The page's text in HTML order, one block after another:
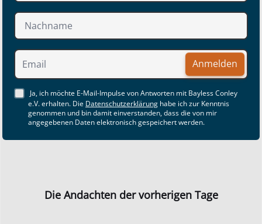
Anmelden
Ja, ich möchte E-Mail-Impulse von Antworten mit Bayless Conley
e.V. erhalten. Die Datenschutzerklärung habe ich zur Kenntnis
genommen und bin damit einverstanden, dass die von mir
angegebenen Daten elektronisch gespeichert werden.
Die Andachten der vorherigen Tage